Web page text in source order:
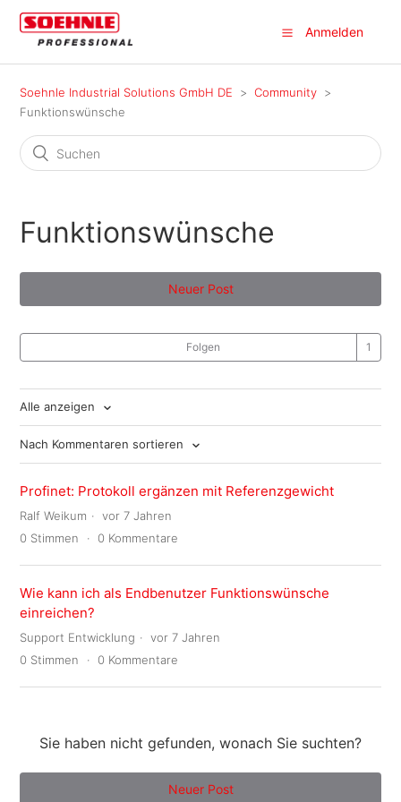
Anmelden
Soehnle Industrial Solutions GmbH DE
Community
Funktionswünsche
Funktionswünsche
Neuer Post
Folgen
Alle anzeigen
Nach Kommentaren sortieren
Profinet: Protokoll ergänzen mit Referenzgewicht
Ralf Weikum
vor 7 Jahren
0 Stimmen 0 Kommentare
Wie kann ich als Endbenutzer Funktionswünsche
einreichen?
Support Entwicklung
vor 7 Jahren
0 Stimmen 0 Kommentare
Sie haben nicht gefunden, wonach Sie suchten?
Neuer Post